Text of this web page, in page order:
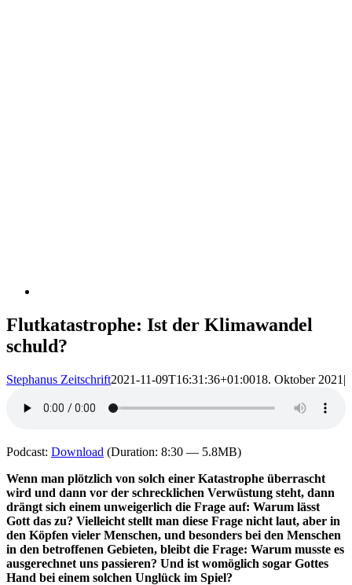
Flutkatastrophe: Ist der Klimawandel
schuld?
Stephanus Zeitschrift2021-11-09T16:31:36+01:0018. Oktober 2021 |
Podcast: Download (Duration: 8:30 — 5.8MB)
Wenn man plötzlich von solch einer Katastrophe überrascht
wird und dann vor der schrecklichen Verwüstung steht, dann
drängt sich einem unweigerlich die Frage auf: Warum lässt
Gott das zu? Vielleicht stellt man diese Frage nicht laut, aber in
den Köpfen vieler Menschen, und besonders bei den Menschen
in den betroffenen Gebieten, bleibt die Frage: Warum musste es
ausgerechnet uns passieren? Und ist womöglich sogar Gottes
Hand bei einem solchen Unglück im Spiel?